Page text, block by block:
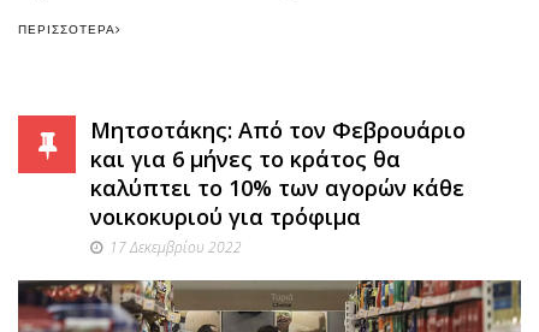
ΠΕΡΙΣΣΌΤΕΡΑ
Μητσοτάκης: Από τον Φεβρουάριο
και για 6 μήνες το κράτος θα
καλύπτει το 10% των αγορών κάθε
νοικοκυριού για τρόφιμα
17 Δεκεμβρίου 2022